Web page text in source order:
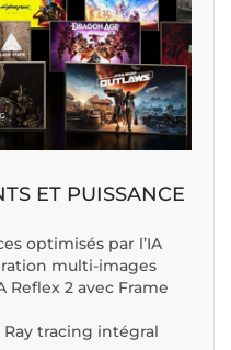
ET PUISSANCE
optimisés par l’IA
multi-images
Reflex 2 avec Frame
tracing intégral